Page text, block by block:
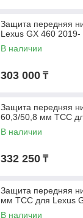
Защита передняя
Lexus GX 460 2019-
В наличии
303 000 ₸
Защита передняя
60,3/50,8 мм ТСС
В наличии
332 250 ₸
Защита передняя
мм ТСС для Lexus
В наличии